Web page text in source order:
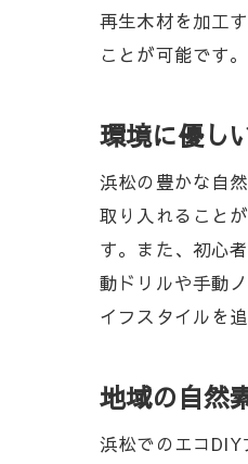
再生木材を加工
ことが可能です。
環境に優し
浜松の豊かな自
取り入れること
す。また、初心
動ドリルや手動
イフスタイルを
地域の自然
浜松でのエコ